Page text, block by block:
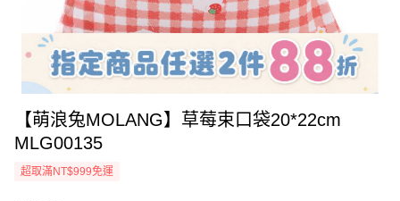
【萌浪兔MOLANG】草莓束口袋20*22cm
MLG00135
超取滿NT$999免運